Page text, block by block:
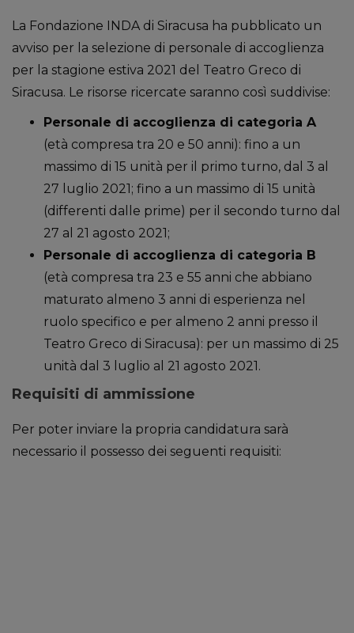
La Fondazione INDA di Siracusa ha pubblicato un
avviso per la selezione di personale di accoglienza
per la stagione estiva 2021 del Teatro Greco di
Siracusa. Le risorse ricercate saranno così suddivise:
Personale di accoglienza di categoria A
(età compresa tra 20 e 50 anni): fino a un
massimo di 15 unità per il primo turno, dal 3 al
27 luglio 2021; fino a un massimo di 15 unità
(differenti dalle prime) per il secondo turno dal
27 al 21 agosto 2021;
Personale di accoglienza di categoria B
(età compresa tra 23 e 55 anni che abbiano
maturato almeno 3 anni di esperienza nel
ruolo specifico e per almeno 2 anni presso il
Teatro Greco di Siracusa): per un massimo di 25
unità dal 3 luglio al 21 agosto 2021.
Requisiti di ammissione
Per poter inviare la propria candidatura sarà
necessario il possesso dei seguenti requisiti: